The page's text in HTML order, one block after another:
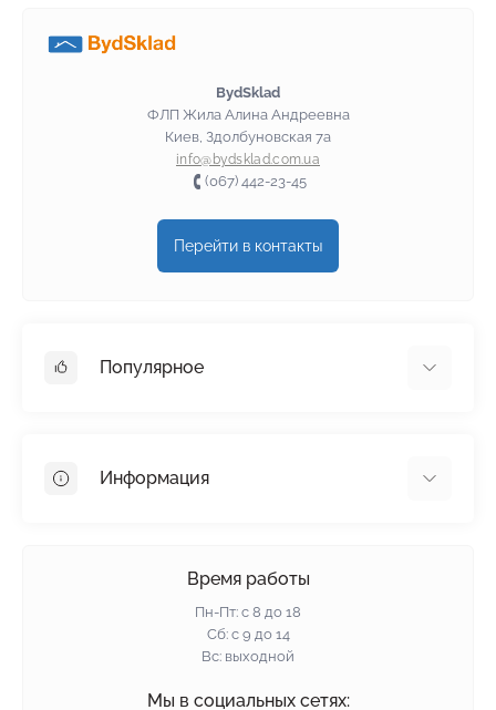
Клей для керамогранита Baumit
BydSklad
ФЛП Жила Алина Андреевна
Киев, Здолбуновская 7а
info@bydsklad.com.ua
(067) 442-23-45
Перейти в контакты
Популярное
Пенопласт
Информация
Политика конфиденциальности
Время работы
Пн-Пт: с 8 до 18
Сб: с 9 до 14
Вс: выходной
Мы в социальных сетях: